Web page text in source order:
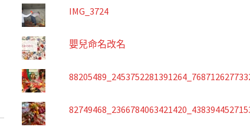
IMG_3724
嬰兒命名改名